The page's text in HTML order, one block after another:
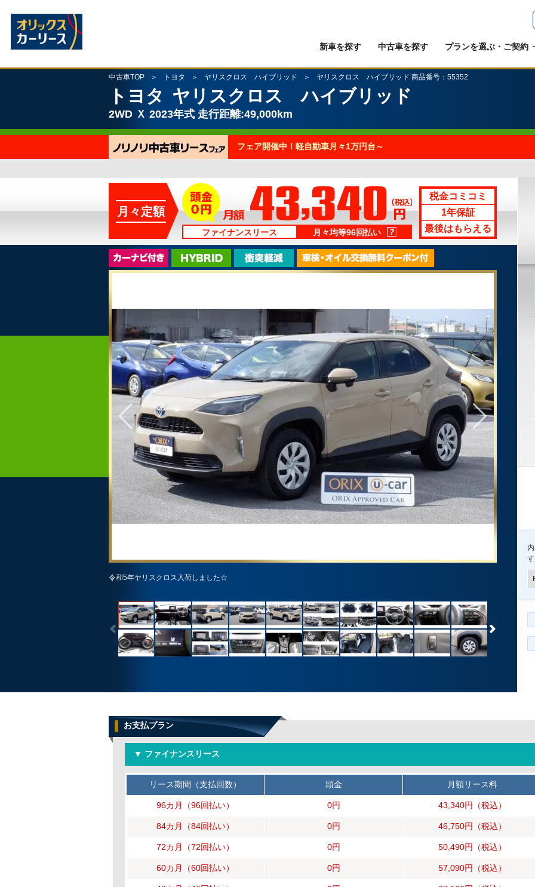
新車を探す 中古車を探す プランを選ぶ・ご契約
中古車TOP トヨタ ヤリスクロス ハイブリッド ヤリスクロス ハイブリッド 商品番号：55352
トヨタ ヤリスクロス ハイブリッド
2WD Ｘ 2023年式 走行距離:49,000km
フェア開催中！軽自動車月々1万円台～
月々定額
ファイナンスリース 月々均等96回払い
税金コミコミ
1年保証
最後はもらえる
令和5年ヤリスクロス入荷しました☆
お支払プラン
▼ ファイナンスリース
リース期間（支払回数） 頭金 月額リース料
96カ月（96回払い） 0円 43,340円 （税込）
84カ月（84回払い） 0円 46,750円 （税込）
72カ月（72回払い） 0円 50,490円 （税込）
60カ月（60回払い） 0円 57,090円 （税込）